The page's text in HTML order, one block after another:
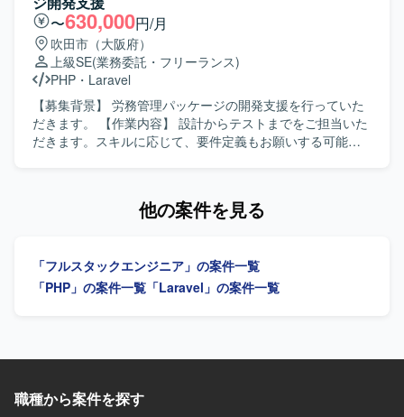
ットフォームの導入・カスタマイズ・運用支援を行い、プ
ロジェクト進行に伴うリソース管理や成果物レビュー、品
質チェックまでをご担当いただきます。 【求める人物像】
主体的にプロジェクトを推進し、顧客との対話を通じて課
題を解決できるリーダーシップのある方を求めています。
高い技術力や自社プラットフォームを主体的に習得・発揮
し、メンバー育成に貢献できる方、若手メンバーと切磋琢
磨しながら組織と共に成長していきたい方にマッチするポ
てビジネス理解を深めながら、ローコード開発プラットフ
ース管理にも関与できるため、PMとしてのキャリアとエン
ジニアとしての技術力を両立して伸ばしていただけます。
〜630,000円/月
吹田市（大阪府）
上級SE(業務委託・フリーランス)
PHP ・ Laravel
【募集背景】 労務管理パッケージの開発支援を行っていた
だきます。 【作業内容】 設計からテストまでをご担当いた
だきます。スキルに応じて、要件定義もお願いする可能性
い工程に携わることができます。 【開発環境】 PHP、
他の案件を見る
「フルスタックエンジニア」の案件一覧
「PHP」の案件一覧 「Laravel」の案件一覧
職種から案件を探す